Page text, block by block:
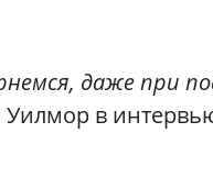
даже при
Уилмор в